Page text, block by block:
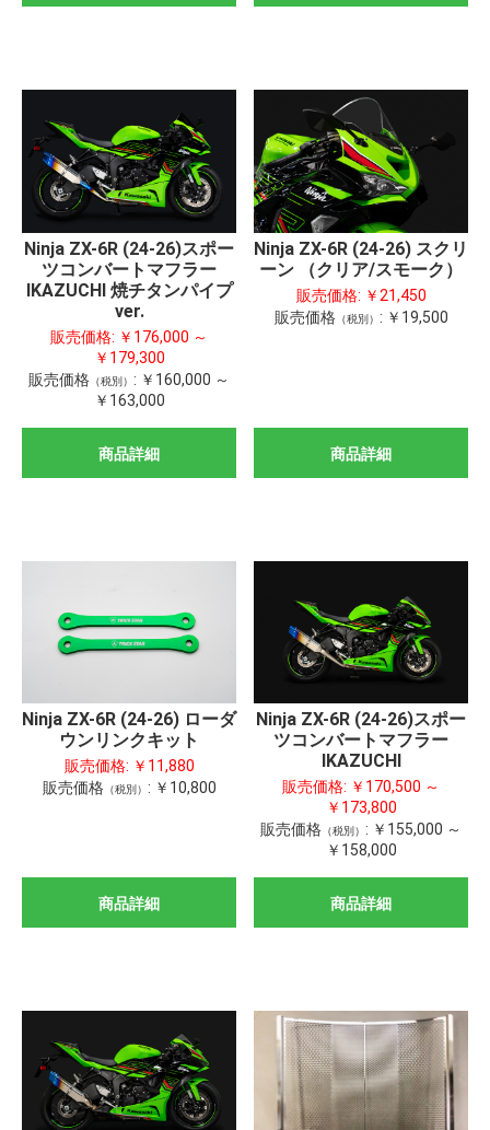
Ninja ZX-6R (24-26)スポー
ツコンバートマフラー
IKAZUCHI 焼チタンパイプ
ver.
販売価格: ￥176,000 ～
￥179,300
販売価格 （税別） : ￥160,000 ～
￥163,000
商品詳細
Ninja ZX-6R (24-26) スクリ
ーン （クリア/スモーク）
販売価格: ￥21,450
販売価格（税別） : ￥19,500
商品詳細
Ninja ZX-6R (24-26) ローダ
ウンリンクキット
販売価格: ￥11,880
販売価格（税別） : ￥10,800
商品詳細
Ninja ZX-6R (24-26)スポー
ツコンバートマフラー
IKAZUCHI
販売価格: ￥170,500 ～
￥173,800
販売価格 （税別） : ￥155,000 ～
￥158,000
商品詳細